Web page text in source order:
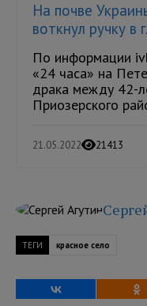
На почве
воткнул ручку в
По информации
«24 часа» на
драка между 42-
Приозерского
21.05.2022 21413
ТЕГИ красное село